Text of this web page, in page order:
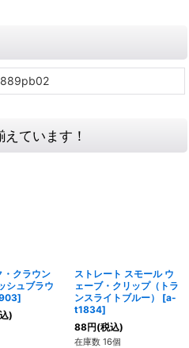
ています！
クラウン
シュブラウ
]
)
ストレート スモール ウ
ェーブ・クリップ（トラ
ンスライトブルー）
[a-
t1834]
88円(税込)
在庫数 16個